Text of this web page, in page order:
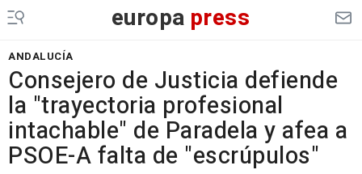
europa press
ANDALUCÍA
Consejero de Justicia defiende
la "trayectoria profesional
intachable" de Paradela y afea a
PSOE-A falta de "escrúpulos"